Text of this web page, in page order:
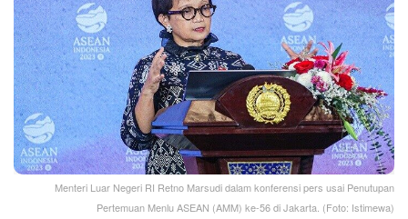
Menteri Luar Negeri RI Retno Marsudi dalam konferensi pers usai Penutupan
Pertemuan Menlu ASEAN (AMM) ke-56 di Jakarta. (Foto: Istimewa)